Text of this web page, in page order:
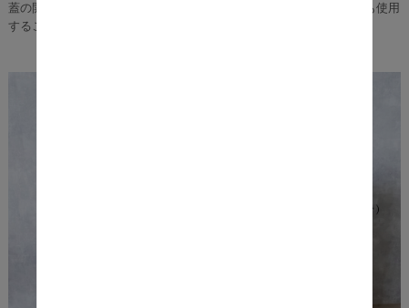
蓋の開閉部の高さを必要としないため、カウンター下などに置いても使用
することができ、スペースを有効活用できますよ♪